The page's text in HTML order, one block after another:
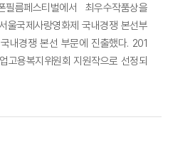
필름페스티벌에서 최우수작품상을
울국제사랑영화제 국내경쟁 본선부
내경쟁 본선 부문에 진출했다. 201
고용복지위원회 지원작으로 선정되